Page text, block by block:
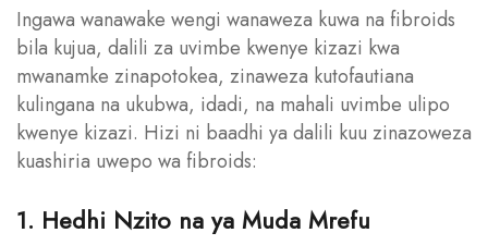
Ingawa wanawake wengi wanaweza kuwa na fibroids
bila kujua, dalili za uvimbe kwenye kizazi kwa
mwanamke zinapotokea, zinaweza kutofautiana
kulingana na ukubwa, idadi, na mahali uvimbe ulipo
kwenye kizazi. Hizi ni baadhi ya dalili kuu zinazoweza
kuashiria uwepo wa fibroids:
1. Hedhi Nzito na ya Muda Mrefu